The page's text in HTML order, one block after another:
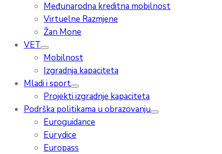
Međunarodna kreditna mobilnost
Virtuelne Razmjene
Žan Mone
VET
Mobilnost
Izgradnja kapaciteta
Mladi i sport
Projekti izgradnje kapaciteta
Podrška politikama u obrazovanju
Euroguidance
Eurydice
Europass